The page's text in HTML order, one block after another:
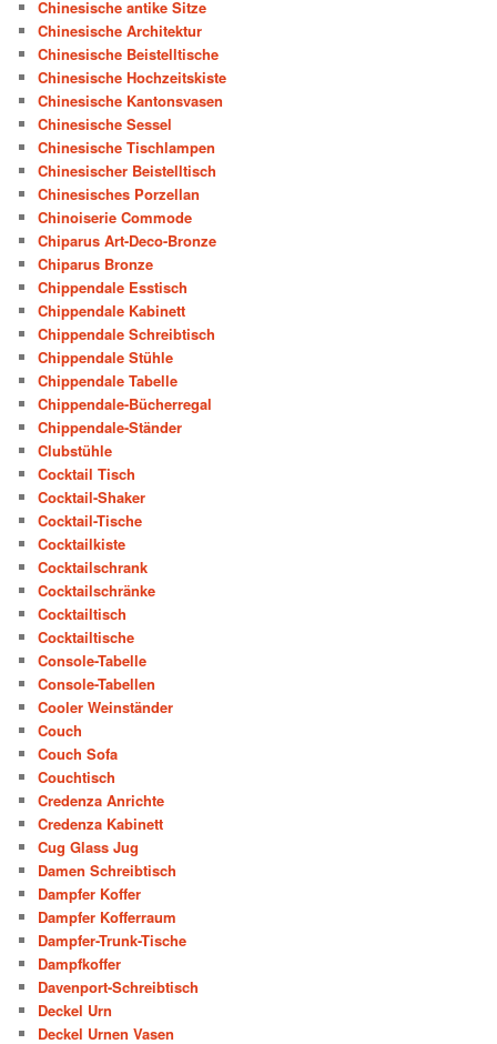
Chinesische antike Sitze
Chinesische Architektur
Chinesische Beistelltische
Chinesische Hochzeitskiste
Chinesische Kantonsvasen
Chinesische Sessel
Chinesische Tischlampen
Chinesischer Beistelltisch
Chinesisches Porzellan
Chinoiserie Commode
Chiparus Art-Deco-Bronze
Chiparus Bronze
Chippendale Esstisch
Chippendale Kabinett
Chippendale Schreibtisch
Chippendale Stühle
Chippendale Tabelle
Chippendale-Bücherregal
Chippendale-Ständer
Clubstühle
Cocktail Tisch
Cocktail-Shaker
Cocktail-Tische
Cocktailkiste
Cocktailschrank
Cocktailschränke
Cocktailtisch
Cocktailtische
Console-Tabelle
Console-Tabellen
Cooler Weinständer
Couch
Couch Sofa
Couchtisch
Credenza Anrichte
Credenza Kabinett
Cug Glass Jug
Damen Schreibtisch
Dampfer Koffer
Dampfer Kofferraum
Dampfer-Trunk-Tische
Dampfkoffer
Davenport-Schreibtisch
Deckel Urn
Deckel Urnen Vasen